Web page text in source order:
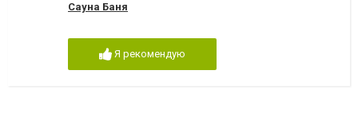
Сауна Баня
Я рекомендую